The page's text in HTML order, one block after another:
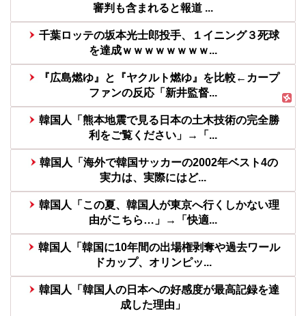
審判も含まれると報道 ...
千葉ロッテの坂本光士郎投手、１イニング３死球
を達成ｗｗｗｗｗｗｗｗ...
『広島燃ゆ』と『ヤクルト燃ゆ』を比較←カープ
ファンの反応「新井監督...
韓国人「熊本地震で見る日本の土木技術の完全勝
利をご覧ください」→「...
韓国人「海外で韓国サッカーの2002年ベスト4の
実力は、実際にはど...
韓国人「この夏、韓国人が東京へ行くしかない理
由がこちら…」→「快適...
韓国人「韓国に10年間の出場権剥奪や過去ワール
ドカップ、オリンピッ...
韓国人「韓国人の日本への好感度が最高記録を達
成した理由」